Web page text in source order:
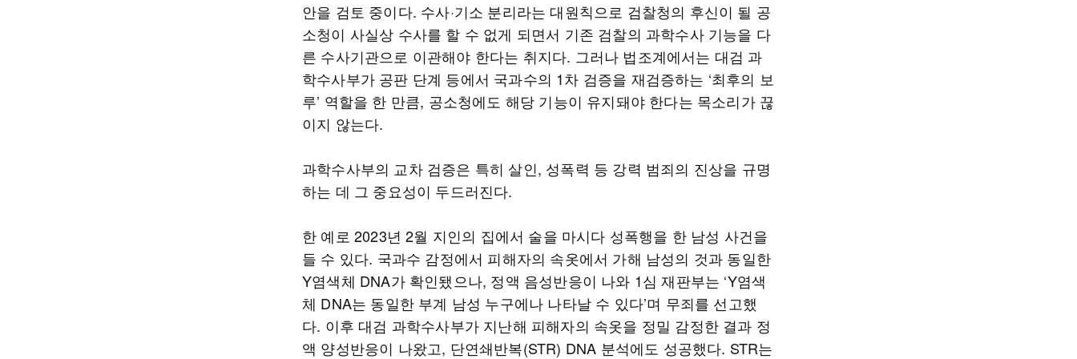
안을 검토 중이다. 수사·기소 분리라는 대원칙으로 검찰청의 후신이 될 공
소청이 사실상 수사를 할 수 없게 되면서 기존 검찰의 과학수사 기능을 다
른 수사기관으로 이관해야 한다는 취지다. 그러나 법조계에서는 대검 과
학수사부가 공판 단계 등에서 국과수의 1차 검증을 재검증하는 ‘최후의 보
루’ 역할을 한 만큼, 공소청에도 해당 기능이 유지돼야 한다는 목소리가 끊
이지 않는다.
과학수사부의 교차 검증은 특히 살인, 성폭력 등 강력 범죄의 진상을 규명
하는 데 그 중요성이 두드러진다.
한 예로 2023년 2월 지인의 집에서 술을 마시다 성폭행을 한 남성 사건을
들 수 있다. 국과수 감정에서 피해자의 속옷에서 가해 남성의 것과 동일한
Y염색체 DNA가 확인됐으나, 정액 음성반응이 나와 1심 재판부는 ‘Y염색
체 DNA는 동일한 부계 남성 누구에나 나타날 수 있다’며 무죄를 선고했
다. 이후 대검 과학수사부가 지난해 피해자의 속옷을 정밀 감정한 결과 정
액 양성반응이 나왔고, 단연쇄반복(STR) DNA 분석에도 성공했다. STR는